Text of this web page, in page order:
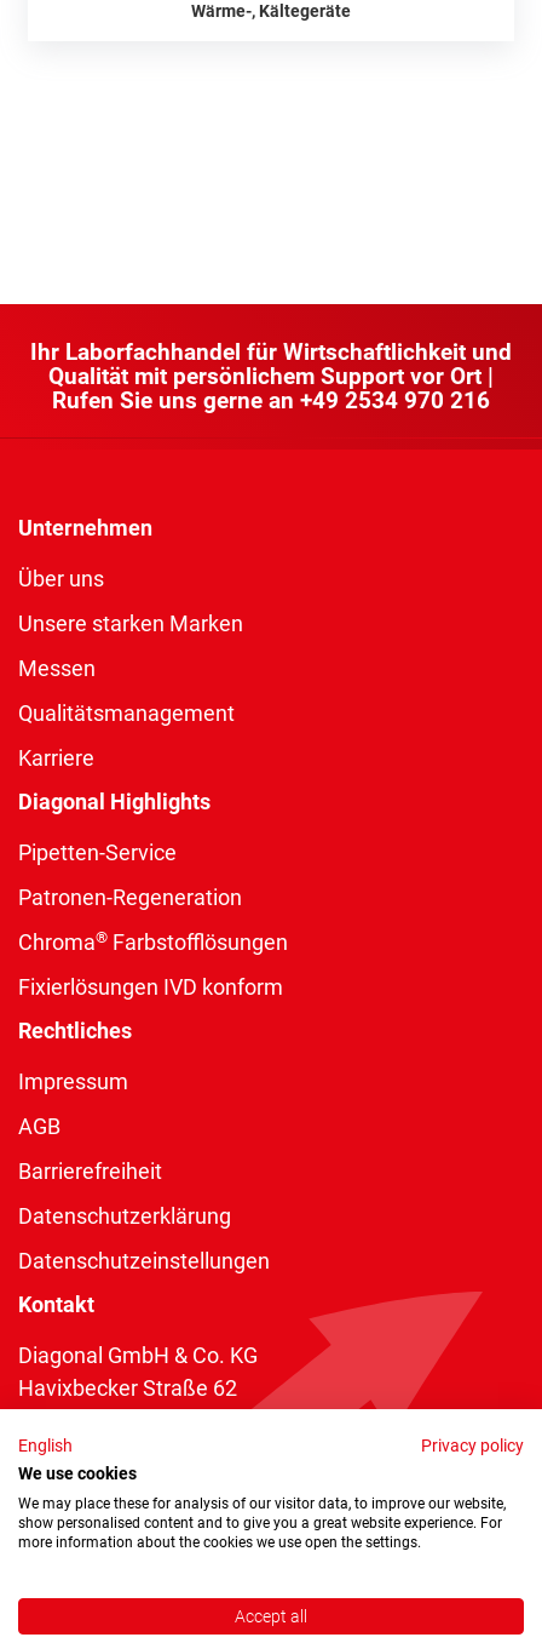
Wärme-, Kältegeräte
Ihr Laborfachhandel für Wirtschaftlichkeit und
Qualität mit persönlichem Support vor Ort |
Rufen Sie uns gerne an +49 2534 970 216
Unternehmen
Über uns
Unsere starken Marken
Messen
Qualitätsmanagement
Karriere
Diagonal Highlights
Pipetten-Service
Patronen-Regeneration
Chroma® Farbstofflösungen
Fixierlösungen IVD konform
Rechtliches
Impressum
AGB
Barrierefreiheit
Datenschutzerklärung
Datenschutzeinstellungen
Kontakt
Diagonal GmbH & Co. KG
Havixbecker Straße 62
Telefon:+49 2534 970 216
Telefax: +49 2534 970 116
info@diagonal.de
English
Privacy policy
We use cookies
We may place these for analysis of our visitor data, to improve our website,
show personalised content and to give you a great website experience. For
more information about the cookies we use open the settings.
Accept all